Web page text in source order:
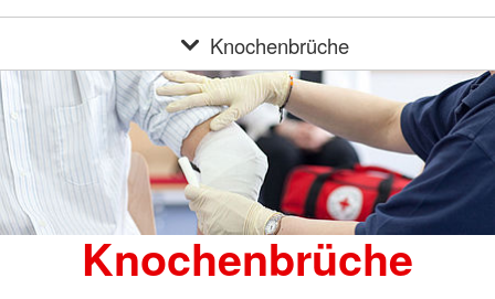
Knochenbrüche
Knochenbrüche